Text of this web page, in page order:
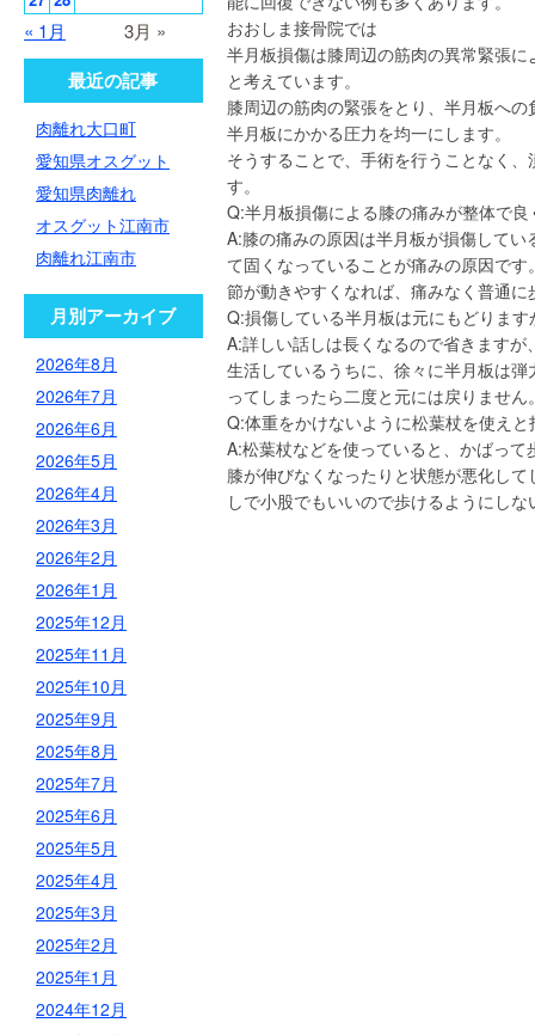
おおしま接骨院では
半月板損傷は膝周辺の筋肉の異常緊張
と考えています。
膝周辺の筋肉の緊張をとり、半月板へ
半月板にかかる圧力を均一にします。
そうすることで、手術を行うことなく
す。
Q:半月板損傷による膝の痛みが整体で
A:膝の痛みの原因は半月板が損傷して
て固くなっていることが痛みの原因で
節が動きやすくなれば、痛みなく普通
Q:損傷している半月板は元にもどります
A:詳しい話しは長くなるので省きます
生活しているうちに、徐々に半月板は
ってしまったら二度と元には戻りません
Q:体重をかけないように松葉杖を使え
A:松葉杖などを使っていると、かばっ
膝が伸びなくなったりと状態が悪化し
しで小股でもいいので歩けるようにし
« 1月 3月 »
最近の記事
肉離れ大口町
愛知県オスグット
愛知県肉離れ
オスグット江南市
肉離れ江南市
月別アーカイブ
2026年8月
2026年7月
2026年6月
2026年5月
2026年4月
2026年3月
2026年2月
2026年1月
2025年12月
2025年11月
2025年10月
2025年9月
2025年8月
2025年7月
2025年6月
2025年5月
2025年4月
2025年3月
2025年2月
2025年1月
2024年12月